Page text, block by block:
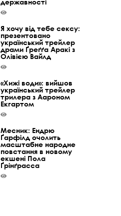
державності
Я хочу від тебе сексу:
презентовано
український трейлер
драми Ґреґґа Аракі з
Олівією Вайлд
«Хижі води»: вийшов
український трейлер
трилера з Аароном
Екгартом
Месник: Ендрю
Ґарфілд очолить
масштабне народне
повстання в новому
екшені Пола
Ґрінґрасса